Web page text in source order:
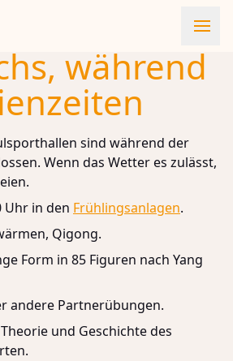
während
sind während der
Wenn das Wetter es zulässt,
Uhr in den Frühlingsanlagen.
Qigong.
Form in 85 Figuren nach Yang
andere Partnerübungen.
und Geschichte des